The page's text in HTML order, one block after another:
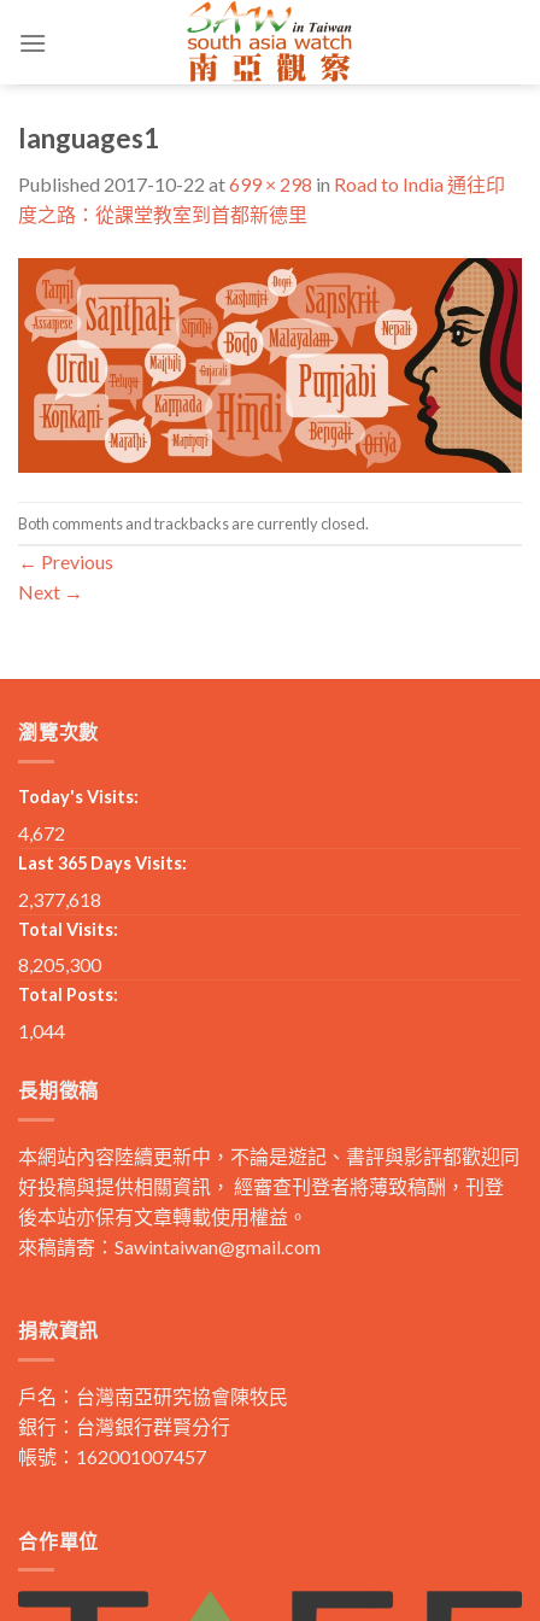
languages1
Published 2017-10-22 at699 × 298 in Road to India 通往印
度之路：從課堂教室到首都新德里
Both comments and trackbacks are currently closed.
← Previous
Next →
瀏覽次數
Today's Visits:
4,672
Last 365 Days Visits:
2,377,618
Total Visits:
8,205,300
Total Posts:
1,044
長期徵稿
本網站內容陸續更新中，不論是遊記、書評與影評都歡迎同
好投稿與提供相關資訊， 經審查刊登者將薄致稿酬，刊登
後本站亦保有文章轉載使用權益。
來稿請寄： Sawintaiwan@gmail.com
捐款資訊
戶名：台灣南亞研究協會陳牧民
銀行：台灣銀行群賢分行
帳號：162001007457
合作單位